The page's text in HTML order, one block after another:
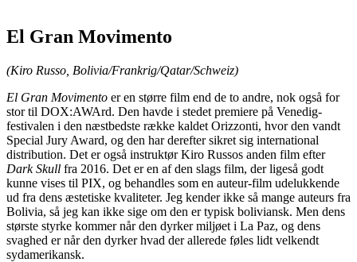
El Gran Movimento
(Kiro Russo, Bolivia/Frankrig/Qatar/Schweiz)
El Gran Movimento er en større film end de to andre, nok også for
stor til DOX:AWArd. Den havde i stedet premiere på Venedig-
festivalen i den næstbedste række kaldet Orizzonti, hvor den vandt
Special Jury Award, og den har derefter sikret sig international
distribution. Det er også instruktør Kiro Russos anden film efter
Dark Skull fra 2016. Det er en af den slags film, der ligeså godt
kunne vises til PIX, og behandles som en auteur-film udelukkende
ud fra dens æstetiske kvaliteter. Jeg kender ikke så mange auteurs fra
Bolivia, så jeg kan ikke sige om den er typisk boliviansk. Men dens
største styrke kommer når den dyrker miljøet i La Paz, og dens
svaghed er når den dyrker hvad der allerede føles lidt velkendt
sydamerikansk.